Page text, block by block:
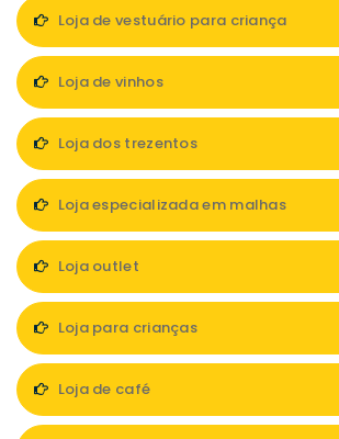
Loja de vestuário para criança
Loja de vinhos
Loja dos trezentos
Loja especializada em malhas
Loja outlet
Loja para crianças
Loja de café